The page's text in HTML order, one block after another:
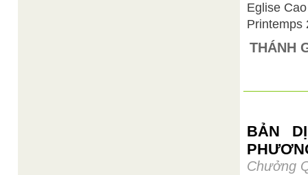
Eglise
Printemps
THÁNH
BẢN
Chưởng